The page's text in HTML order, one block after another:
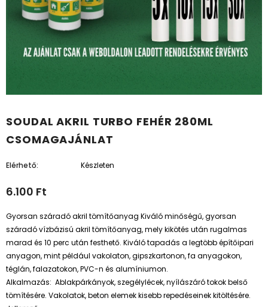
SOUDAL AKRIL TURBO FEHÉR 280ML
CSOMAGAJÁNLAT
Elérhető: Készleten
6.100 Ft
Gyorsan száradó akril tömítőanyag Kiváló minőségű, gyorsan
száradó vízbázisú akril tömítőanyag, mely kikötés után rugalmas
marad és 10 perc után festhető. Kiváló tapadás a legtöbb építőipari
anyagon, mint például vakolaton, gipszkartonon, fa anyagokon,
téglán, falazatokon, PVC-n és alumíniumon.
Alkalmazás: Ablakpárkányok, szegélylécek, nyílászáró tokok belső
tömítésére. Vakolatok, beton elemek kisebb repedéseinek kitöltésére.